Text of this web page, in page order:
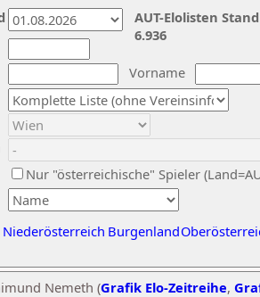
Vorname
Nur "österreichische" Spieler
Niederösterreich Burgenland
AUT-Elolisten
6.936
Nemeth (Grafik Elo-Zeitreihe,